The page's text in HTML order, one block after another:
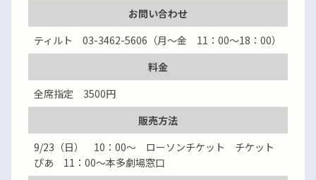
お問い合わせ
ティルト 03-3462-5606（月～金 11：00～18：00）
料金
全席指定 3500円
販売方法
9/23（日） 10：00～ ローソンチケット チケット
ぴあ 11：00～本多劇場窓口